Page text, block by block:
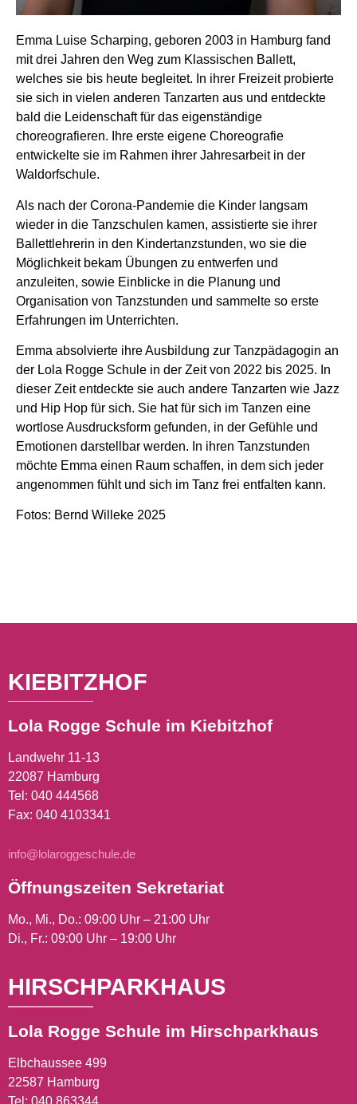
Emma Luise Scharping, geboren 2003 in Hamburg fand
mit drei Jahren den Weg zum Klassischen Ballett,
welches sie bis heute begleitet. In ihrer Freizeit probierte
sie sich in vielen anderen Tanzarten aus und entdeckte
bald die Leidenschaft für das eigenständige
choreografieren. Ihre erste eigene Choreografie
entwickelte sie im Rahmen ihrer Jahresarbeit in der
Waldorfschule.
Als nach der Corona-Pandemie die Kinder langsam
wieder in die Tanzschulen kamen, assistierte sie ihrer
Ballettlehrerin in den Kindertanzstunden, wo sie die
Möglichkeit bekam Übungen zu entwerfen und
anzuleiten, sowie Einblicke in die Planung und
Organisation von Tanzstunden und sammelte so erste
Erfahrungen im Unterrichten.
Emma absolvierte ihre Ausbildung zur Tanzpädagogin an
der Lola Rogge Schule in der Zeit von 2022 bis 2025. In
dieser Zeit entdeckte sie auch andere Tanzarten wie Jazz
und Hip Hop für sich. Sie hat für sich im Tanzen eine
wortlose Ausdrucksform gefunden, in der Gefühle und
Emotionen darstellbar werden. In ihren Tanzstunden
möchte Emma einen Raum schaffen, in dem sich jeder
angenommen fühlt und sich im Tanz frei entfalten kann.
Fotos: Bernd Willeke 2025
KIEBITZHOF
Lola Rogge Schule im Kiebitzhof
Landwehr 11-13
22087 Hamburg
Tel: 040 444568
Fax: 040 4103341
info@lolaroggeschule.de
Öffnungszeiten Sekretariat
Mo., Mi., Do.: 09:00 Uhr – 21:00 Uhr
Di., Fr.: 09:00 Uhr – 19:00 Uhr
HIRSCHPARKHAUS
Lola Rogge Schule im Hirschparkhaus
Elbchaussee 499
22587 Hamburg
Tel: 040 863344